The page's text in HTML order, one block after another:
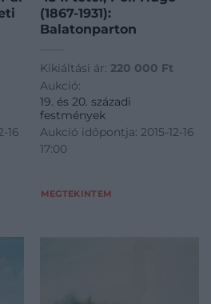
16
(1867-1931):
Balatonparton
Kikiáltási ár: 220 000 Ft
Aukció:
19. és 20. századi
festmények
Aukció időpontja: 2015-12-16
17:00
MEGTEKINTEM